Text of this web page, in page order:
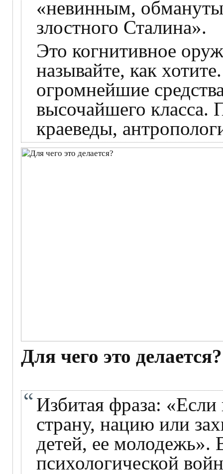
«невинным,
злостного Сталина».
Это когнитивное
называйте, как
огромнейшие
высочайшего класса.
краеведы,
Для чего это делается?
Избитая фраза:
страну, нацию или
детей, ее молодежь».
психологической